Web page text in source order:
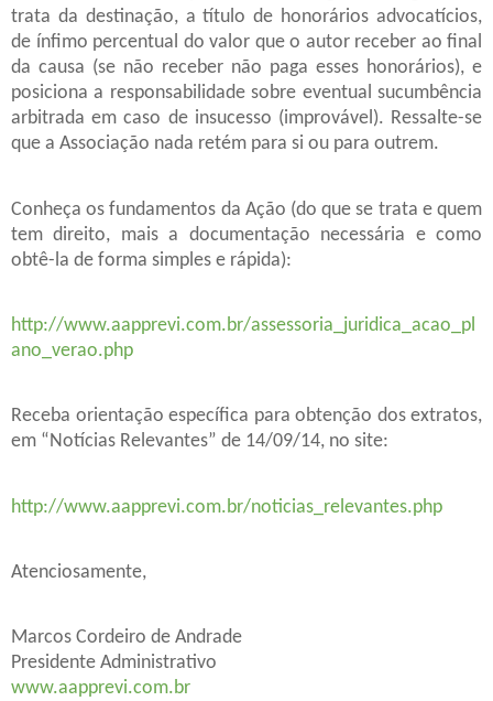
trata da destinação, a título de honorários advocatícios,
de ínfimo percentual do valor que o autor receber ao final
da causa (se não receber não paga esses honorários), e
posiciona a responsabilidade sobre eventual sucumbência
arbitrada em caso de insucesso (improvável). Ressalte-se
que a Associação nada retém para si ou para outrem.
Conheça os fundamentos da Ação (do que se trata e quem
tem direito, mais a documentação necessária e como
obtê-la de forma simples e rápida):
http://www.aapprevi.com.br/assessoria_juridica_acao_pl
ano_verao.php
Receba orientação específica para obtenção dos extratos,
em “Notícias Relevantes” de 14/09/14, no site:
http://www.aapprevi.com.br/noticias_relevantes.php
Atenciosamente,
Marcos Cordeiro de Andrade
Presidente Administrativo
www.aapprevi.com.br